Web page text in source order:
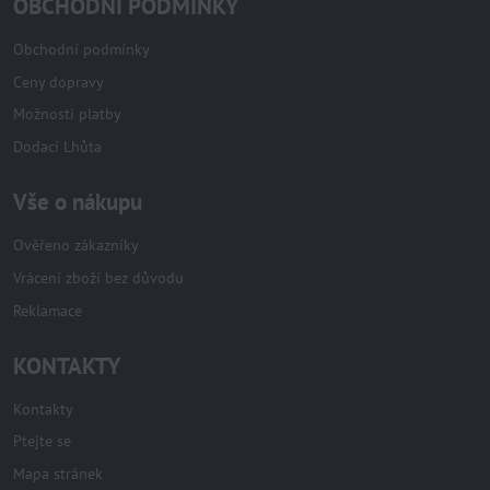
Obchodní podmínky
Ceny dopravy
Možnosti platby
Dodací Lhůta
Vše o nákupu
Ověřeno zákazníky
Vrácení zboží bez důvodu
Reklamace
KONTAKTY
Kontakty
Ptejte se
Mapa stránek